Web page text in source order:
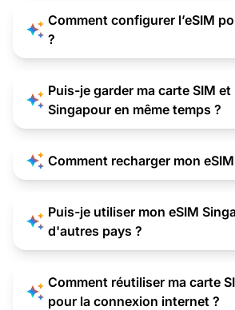
Comment configurer l’eSIM
?
Puis-je garder ma carte SIM et
Singapour en même temps ?
Comment recharger mon
Puis-je utiliser mon eSIM
d'autres pays ?
Comment réutiliser ma carte
pour la connexion internet ?